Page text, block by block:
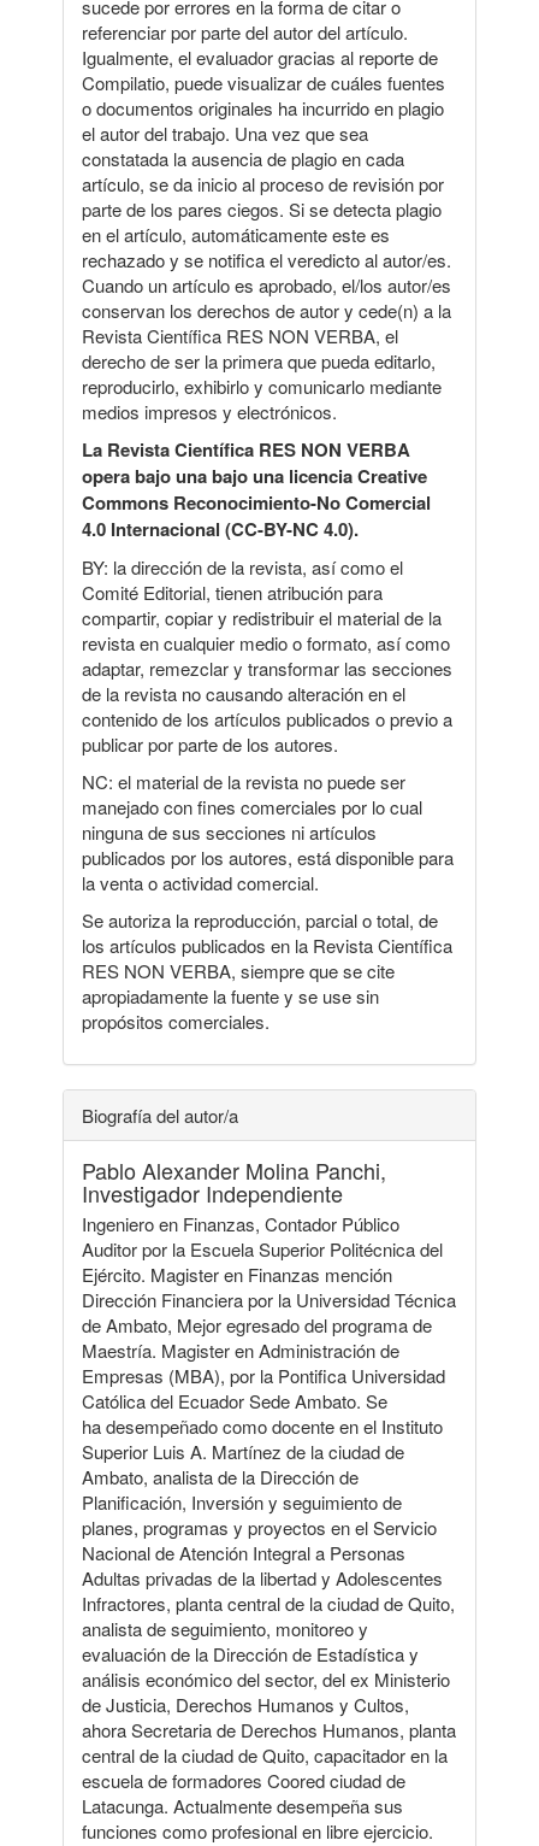
sucede por errores en la forma de citar o
referenciar por parte del autor del artículo.
Igualmente, el evaluador gracias al reporte de
Compilatio, puede visualizar de cuáles fuentes
o documentos originales ha incurrido en plagio
el autor del trabajo. Una vez que sea
constatada la ausencia de plagio en cada
artículo, se da inicio al proceso de revisión por
parte de los pares ciegos. Si se detecta plagio
en el artículo, automáticamente este es
rechazado y se notifica el veredicto al autor/es.
Cuando un artículo es aprobado, el/los autor/es
conservan los derechos de autor y cede(n) a la
Revista Científica RES NON VERBA, el
derecho de ser la primera que pueda editarlo,
reproducirlo, exhibirlo y comunicarlo mediante
medios impresos y electrónicos.
La Revista Científica RES NON VERBA
opera bajo una bajo una licencia Creative
Commons Reconocimiento-No Comercial
4.0 Internacional (CC-BY-NC 4.0).
BY: la dirección de la revista, así como el
Comité Editorial, tienen atribución para
compartir, copiar y redistribuir el material de la
revista en cualquier medio o formato, así como
adaptar, remezclar y transformar las secciones
de la revista no causando alteración en el
contenido de los artículos publicados o previo a
publicar por parte de los autores.
NC: el material de la revista no puede ser
manejado con fines comerciales por lo cual
ninguna de sus secciones ni artículos
publicados por los autores, está disponible para
la venta o actividad comercial.
Se autoriza la reproducción, parcial o total, de
los artículos publicados en la Revista Científica
RES NON VERBA, siempre que se cite
apropiadamente la fuente y se use sin
propósitos comerciales.
Biografía del autor/a
Pablo Alexander Molina Panchi,
Investigador Independiente
Ingeniero en Finanzas, Contador Público
Auditor por la Escuela Superior Politécnica del
Ejército. Magister en Finanzas mención
Dirección Financiera por la Universidad Técnica
de Ambato, Mejor egresado del programa de
Maestría. Magister en Administración de
Empresas (MBA), por la Pontifica Universidad
Católica del Ecuador Sede Ambato. Se
ha desempeñado como docente en el Instituto
Superior Luis A. Martínez de la ciudad de
Ambato, analista de la Dirección de
Planificación, Inversión y seguimiento de
planes, programas y proyectos en el Servicio
Nacional de Atención Integral a Personas
Adultas privadas de la libertad y Adolescentes
Infractores, planta central de la ciudad de Quito,
analista de seguimiento, monitoreo y
evaluación de la Dirección de Estadística y
análisis económico del sector, del ex Ministerio
de Justicia, Derechos Humanos y Cultos,
ahora Secretaria de Derechos Humanos, planta
central de la ciudad de Quito, capacitador en la
escuela de formadores Coored ciudad de
Latacunga. Actualmente desempeña sus
funciones como profesional en libre ejercicio.